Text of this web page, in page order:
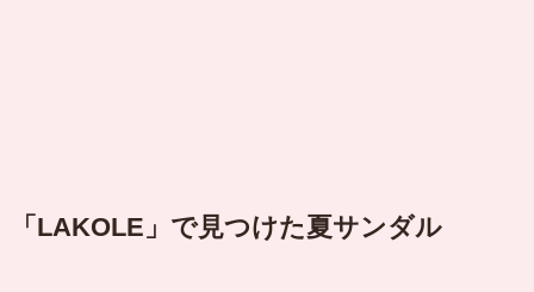
「LAKOLE」で見つけた夏サンダル